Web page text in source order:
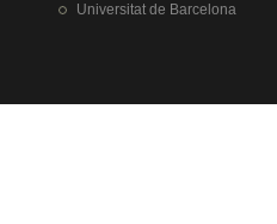
Universitat de Barcelona